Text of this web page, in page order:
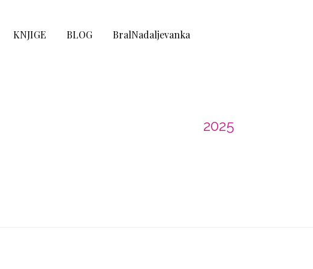
KNJIGE BLOG BralNadaljevanka
2025